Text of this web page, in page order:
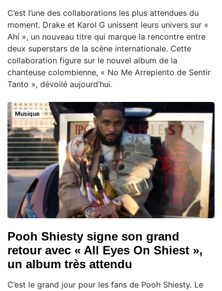
C’est l’une des collaborations les plus attendues du
moment. Drake et Karol G unissent leurs univers sur «
Ahí », un nouveau titre qui marque la rencontre entre
deux superstars de la scène internationale. Cette
collaboration figure sur le nouvel album de la
chanteuse colombienne, « No Me Arrepiento de Sentir
Tanto », dévoilé aujourd’hui.
Musique
Pooh Shiesty signe son grand
retour avec « All Eyes On Shiest »,
un album très attendu
C’est le grand jour pour les fans de Pooh Shiesty. Le